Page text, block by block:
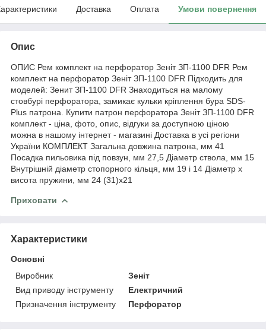
Доставка Оплата Умови повернення
Опис
ОПИС Рем комплект на перфоратор Зеніт ЗП-1100 DFR Рем
комплект на перфоратор Зеніт ЗП-1100 DFR Підходить для
моделей: Зенит ЗП-1100 DFR Знаходиться на малому
стовбурі перфоратора, замикає кульки кріплення бура SDS-
Plus патрона. Купити патрон перфоратора Зеніт ЗП-1100 DFR
комплект - ціна, фото, опис, відгуки за доступною ціною
можна в нашому інтернет - магазині Доставка в усі регіони
України КОМПЛЕКТ Загальна довжина патрона, мм 41
Посадка пильовика під повзун, мм 27,5 Діаметр ствола, мм 15
Внутрішній діаметр стопорного кільця, мм 19 і 14 Діаметр х
висота пружини, мм 24 (31)х21
Приховати
Характеристики
Основні
Виробник
Зеніт
Вид приводу інструменту
Електричний
Призначення інструменту
Перфоратор